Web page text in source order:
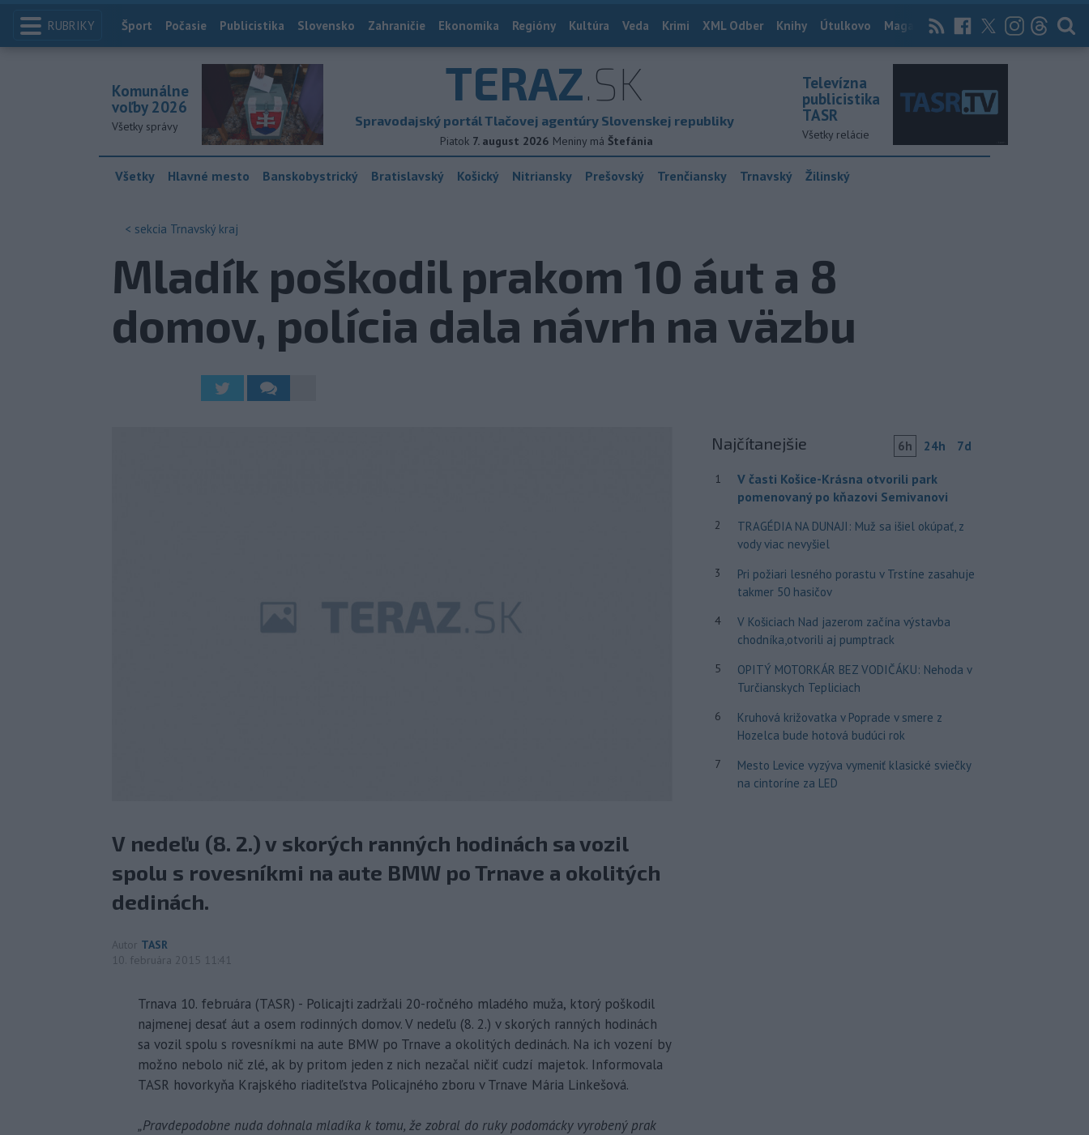
RUBRIKY Index
Šport Počasie Publicistika Slovensko Zahraničie Ekonomika Regióny Kultúra Veda Krimi XML Odber Knihy Útulkovo Magazín News Now Archív
TERAZ.SK
Spravodajský portál Tlačovej agentúry Slovenskej republiky
Piatok 7. august 2026 Meniny má Štefánia
Komunálne
voľby 2026
Všetky správy
Televízna
publicistika
TASR
Všetky relácie
Všetky Hlavné mesto Banskobystrický Bratislavský Košický Nitriansky Prešovský Trenčiansky Trnavský Žilinský
< sekcia Trnavský kraj
Mladík poškodil prakom 10 áut a 8
domov, polícia dala návrh na väzbu
V nedeľu (8. 2.) v skorých ranných hodinách sa vozil
spolu s rovesníkmi na aute BMW po Trnave a okolitých
dedinách.
Autor TASR
10. februára 2015 11:41
Trnava 10. februára (TASR) - Policajti zadržali 20-ročného mladého muža, ktorý poškodil
najmenej desať áut a osem rodinných domov. V nedeľu (8. 2.) v skorých ranných hodinách
sa vozil spolu s rovesníkmi na aute BMW po Trnave a okolitých dedinách. Na ich vození by
možno nebolo nič zlé, ak by pritom jeden z nich nezačal ničiť cudzí majetok. Informovala
TASR hovorkyňa Krajského riaditeľstva Policajného zboru v Trnave Mária Linkešová.
„Pravdepodobne nuda dohnala mladíka k tomu, že zobral do ruky podomácky vyrobený prak
Najčítanejšie 6h 24h 7d
1
V časti Košice-Krásna otvorili park
pomenovaný po kňazovi Semivanovi
2
TRAGÉDIA NA DUNAJI: Muž sa išiel okúpať, z
vody viac nevyšiel
3
Pri požiari lesného porastu v Trstíne zasahuje
takmer 50 hasičov
4
V Košiciach Nad jazerom začína výstavba
chodníka,otvorili aj pumptrack
5
OPITÝ MOTORKÁR BEZ VODIČÁKU: Nehoda v
Turčianskych Tepliciach
6
Kruhová križovatka v Poprade v smere z
Hozelca bude hotová budúci rok
7
Mesto Levice vyzýva vymeniť klasické sviečky
na cintoríne za LED